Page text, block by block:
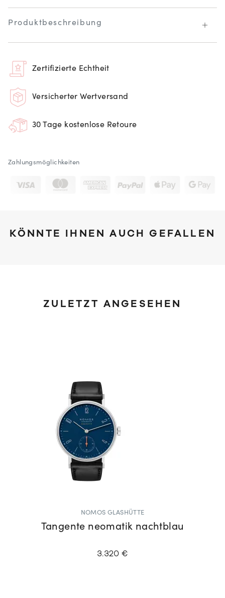
Produktbeschreibung
Zertifizierte Echtheit
Versicherter Wertversand
30 Tage kostenlose Retoure
Zahlungsmöglichkeiten
KÖNNTE IHNEN AUCH GEFALLEN
ZULETZT ANGESEHEN
NOMOS GLASHÜTTE
Tangente neomatik nachtblau
3.320 €